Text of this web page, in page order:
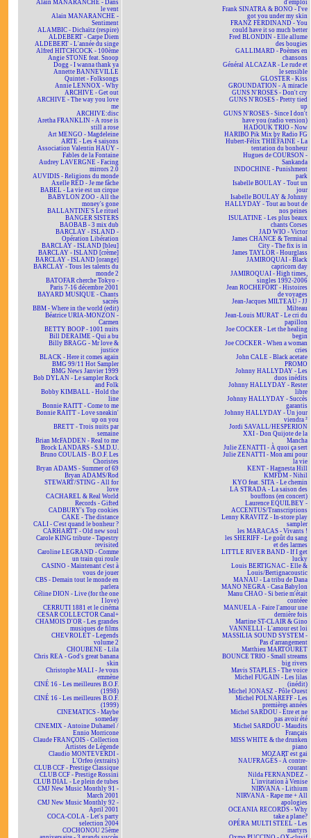
Alain MANARANCHE - Dans
le vent
Alain MANARANCHE -
Sentiment
ALAMBIC - Dichaïtz (respire)
ALDEBERT - Carpe Diem
ALDEBERT - L'année du singe
Alfred HITCHCOCK - 100ème
Angie STONE feat. Snoop
Dogg - I wanna thank ya
Annette BANNEVILLE
Quintet - Folksongs
Annie LENNOX - Why
ARCHIVE - Get out
ARCHIVE - The way you love
me
ARCHIVE:disc
Aretha FRANKLIN - A rose is
still a rose
Art MENGO - Magdeleine
ARTE - Les 4 saisons
Association Valentin HAÜY -
Fables de la Fontaine
Audrey LAVERGNE - Facing
mirrors 2.0
AUVIDIS - Religions du monde
Axelle RED - Je me fâche
BABEL - La vie est un cirque
BABYLON ZOO - All the
money's gone
BALLANTINE'S Le rituel
BANGER SISTERS
BAOBAB - 3 mix dub
BARCLAY - ISLAND -
Opération Libération
BARCLAY - ISLAND [bleu]
BARCLAY - ISLAND [crème]
BARCLAY - ISLAND [orange]
BARCLAY - Tous les talents du
monde 2
BATOFAR cherche Tokyo -
Paris 7-16 décembre 2001
BAYARD MUSIQUE - Chants
sacrés
BBM - Where in the world (edit)
Béatrice URIA-MONZON -
Carmen
BETTY BOOP - 1001 nuits
Bill DERAIME - Qui a bu
Billy BRAGG - Mr love &
justice
BLACK - Here it comes again
BMG 99/11 Hot Sampler
BMG News Janvier 1999
Bob DYLAN - Le sampler Rock
and Folk
Bobby KIMBALL - Hold the
line
Bonnie RAITT - Come to me
Bonnie RAITT - Love sneakin'
up on you
BRETT - Trois nuits par
semaine
Brian McFADDEN - Real to me
Brock LANDARS - S.M.D.U.
Bruno COULAIS - B.O.F. Les
Choristes
Bryan ADAMS - Summer of 69
Bryan ADAMS/Rod
STEWART/STING - All for
love
CACHAREL & Real World
Records - Gifted
CADBURY's Top cookies
CAKE - The distance
CALI - C'est quand le bonheur ?
CARHARTT - Old new soul
Carole KING tribute - Tapestry
revisited
Caroline LEGRAND - Comme
un train qui roule
CASINO - Maintenant c'est à
vous de jouer
CBS - Demain tout le monde en
parlera
Céline DION - Live (for the one
I love)
CERRUTI 1881 et le cinéma
CESAR COLLECTOR Canal+
CHAMOIS D'OR - Les grandes
musiques de films
CHEVROLET - Legends
volume 2
CHOUBENE - Lila
Chris REA - God's great banana
skin
Christophe MALI - Je vous
emmène
CINÉ 16 - Les meilleures B.O.F.
(1998)
CINÉ 16 - Les meilleures B.O.F.
(1999)
CINEMATICS - Maybe
someday
CINEMIX - Antoine Duhamel /
Ennio Morricone
Claude FRANÇOIS - Collection
Artistes de Légende
Claudio MONTEVERDI -
L'Orfeo (extraits)
CLUB CCF - Prestige Classique
CLUB CCF - Prestige Rossini
CLUB DIAL - Le plein de tubes
CMJ New Music Monthly 91 -
March 2001
CMJ New Music Monthly 92 -
April 2001
COCA-COLA - Let's party
selection 2004
COCHONOU 25ème
d'emploi
Frank SINATRA & BONO - I've
got you under my skin
FRANZ FERDINAND - You
could have it so much better
Fred BLONDIN - Elle allume
des bougies
GALLIMARD - Poèmes en
chansons
Général ALCAZAR - Le rude et
le sensible
GLOSTER - Kiss
GROUNDATION - A miracle
GUNS N'ROSES - Don't cry
GUNS N'ROSES - Pretty tied
up
GUNS N'ROSES - Since I don't
have you (radio version)
HADOUK TRIO - Now
HARIBO Pik Mix by Radio FG
Hubert-Félix THIÉFAINE - La
tentation du bonheur
Hugues de COURSON -
Sankanda
INDOCHINE - Punishment
park
Isabelle BOULAY - Tout un
jour
Isabelle BOULAY & Johnny
HALLYDAY - Tout au bout de
nos peines
ISULATINE - Les plus beaux
chants Corses
JAD WIO - Victor
James CHANCE & Terminal
City - The fix is in
James TAYLOR - Hourglass
JAMIROQUAI - Black
capricorn day
JAMIROQUAI - High times,
singles 1992-2006
Jean ROCHEFORT - Histoires
de voyages
Jean-Jacques MILTEAU - JJ
Milteau
Jean-Louis MURAT - Le cri du
papillon
Joe COCKER - Let the healing
begin
Joe COCKER - When a woman
cries
John CALE - Black acetate
PROMO
Johnny HALLYDAY - Les
duos inédits
Johnny HALLYDAY - Rester
libre
Johnny HALLYDAY - Succès
garantis
Johnny HALLYDAY - Un jour
viendra ²
Jordi SAVALL/HESPERION
XXI - Don Quijote de la
Mancha
Julie ZENATTI - À quoi ça sert
Julie ZENATTI - Mon ami pour
la vie
KENT - Hagnesta Hill
KMFDM - Nihil
KYO feat. SITA - Le chemin
LA STRADA - La saison des
bouffons (en concert)
Laurence EQUILBEY -
ACCENTUS/Transcriptions
Lenny KRAVITZ - In-store play
sampler
les MARACAS - Vivants !
les SHERIFF - Le goût du sang
et des larmes
LITTLE RIVER BAND - If I get
lucky
Louis BERTIGNAC - Elle &
Louis/Bertignacoustic
MANAU - La tribu de Dana
MANO NEGRA - Casa Babylon
Manu CHAO - Si berie m'était
contéee
MANUELA - Faire l'amour une
dernière fois
Martine ST-CLAIR & Gino
VANNELLI - L'amour est loi
MASSILIA SOUND SYSTEM -
Pas d'arrangement
Matthieu MARTOURET
BOUNCE TRIO - Small streams
big rivers
Mavis STAPLES - The voice
Michel FUGAIN - Les lilas
(inédit)
Michel JONASZ - Pôle Ouest
Michel POLNAREFF - Les
premières années
Michel SARDOU - Être et ne
pas avoir été
Michel SARDOU - Maudits
Français
MISS WHITE & the drunken
piano
MOZART est gai
NAUFRAGÉS - À contre-
courant
Nilda FERNANDEZ -
L'invitation à Venise
NIRVANA - Lithium
NIRVANA - Rape me + All
apologies
OCEANIA RECORDS - Why
take a plane?
OPÉRA MULTI STEEL - Les
martyrs